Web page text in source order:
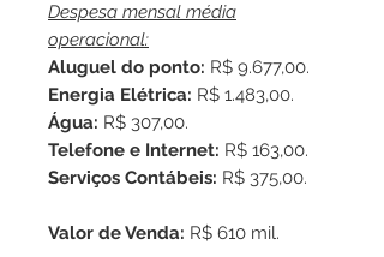
Despesa mensal média
operacional:
Aluguel do ponto: R$ 9.677,00.
Energia Elétrica: R$ 1.483,00.
Água: R$ 307,00.
Telefone e Internet: R$ 163,00.
Serviços Contábeis: R$ 375,00.
Valor de Venda: R$ 610 mil.